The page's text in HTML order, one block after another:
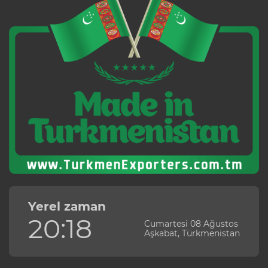
Yerel zaman
20:18
Cumartesi 08 Ağustos
Aşkabat, Türkmenistan